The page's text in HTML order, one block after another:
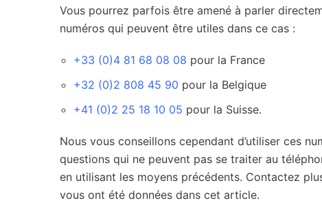
Vous pourrez parfois être amené à parler
numéros qui peuvent être utiles dans ce cas :
+33 (0)4 81 68 08 08 pour la France
+32 (0)2 808 45 90 pour la Belgique
+41 (0)2 25 18 10 05 pour la Suisse.
Nous vous conseillons cependant d’utiliser ces
questions qui ne peuvent pas se traiter au
en utilisant les moyens précédents. Contactez
vous ont été données dans cet article.